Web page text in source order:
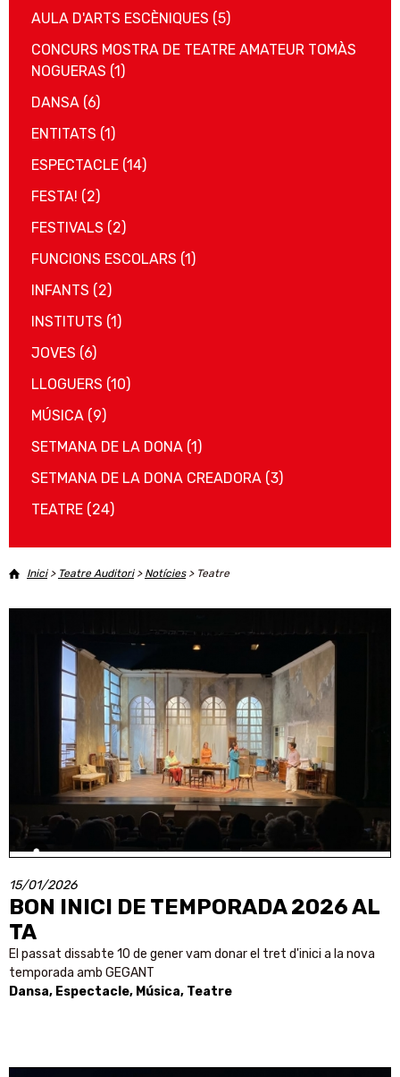
AULA D'ARTS ESCÈNIQUES (5)
CONCURS MOSTRA DE TEATRE AMATEUR TOMÀS
NOGUERAS (1)
DANSA (6)
ENTITATS (1)
ESPECTACLE (14)
FESTA! (2)
FESTIVALS (2)
FUNCIONS ESCOLARS (1)
INFANTS (2)
INSTITUTS (1)
JOVES (6)
LLOGUERS (10)
MÚSICA (9)
SETMANA DE LA DONA (1)
SETMANA DE LA DONA CREADORA (3)
TEATRE (24)
Inici> Teatre Auditori> Notícies> Teatre
15/01/2026
BON INICI DE TEMPORADA 2026 AL
TA
El passat dissabte 10 de gener vam donar el tret d'inici a la nova
temporada amb GEGANT
Dansa, Espectacle, Música, Teatre